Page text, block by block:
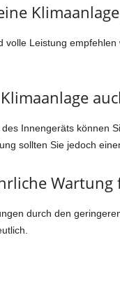
volle Leistung
Innengeräts können
sollten Sie jedoch
durch den